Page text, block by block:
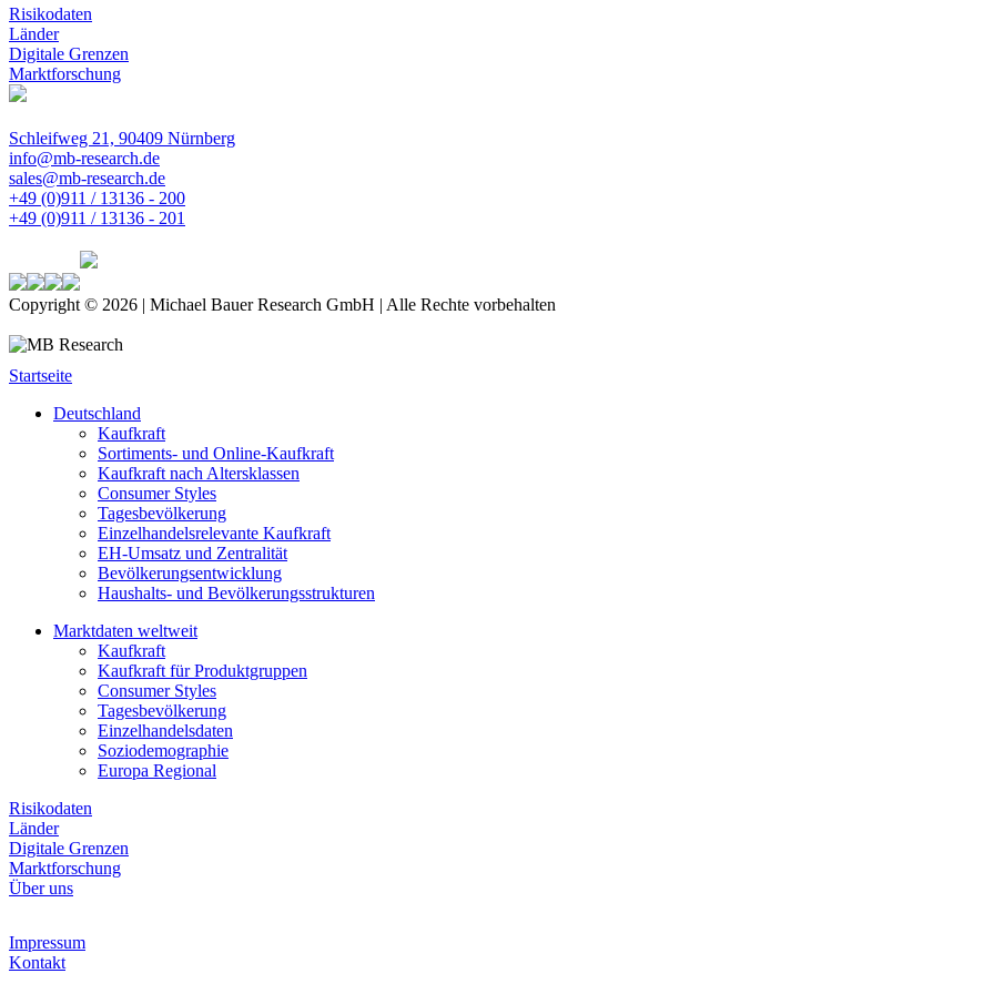
Risikodaten
Länder
Digitale Grenzen
Marktforschung
Schleifweg 21, 90409 Nürnberg
info@mb-research.de
sales@mb-research.de
+49 (0)911 / 13136 - 200
+49 (0)911 / 13136 - 201
Copyright © 2026 | Michael Bauer Research GmbH | Alle Rechte vorbehalten
Startseite
Deutschland
Kaufkraft
Sortiments- und Online-Kaufkraft
Kaufkraft nach Altersklassen
Consumer Styles
Tagesbevölkerung
Einzelhandelsrelevante Kaufkraft
EH-Umsatz und Zentralität
Bevölkerungsentwicklung
Haushalts- und Bevölkerungsstrukturen
Marktdaten weltweit
Kaufkraft
Kaufkraft für Produktgruppen
Consumer Styles
Tagesbevölkerung
Einzelhandelsdaten
Soziodemographie
Europa Regional
Risikodaten
Länder
Digitale Grenzen
Marktforschung
Über uns
Impressum
Kontakt